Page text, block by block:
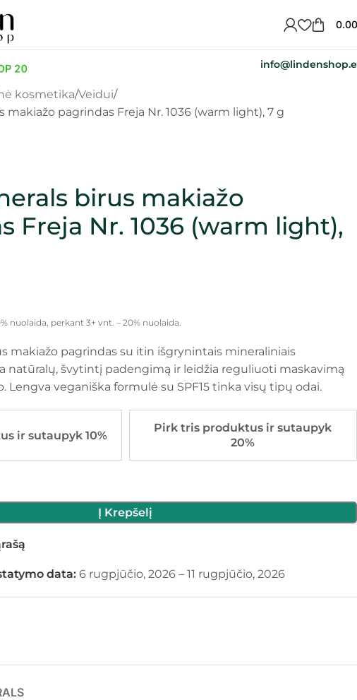
0.00
20
kosmetika Veidui
makiažo pagrindas Freja Nr. 1036 (warm light), 7 g
birus makiažo
Freja Nr. 1036 (warm light),
nuolaida, perkant 3+ vnt. – 20% nuolaida.
makiažo pagrindas su itin išgrynintais mineraliniais
natūralų, švytintį padengimą ir leidžia reguliuoti maskavimą
Lengva veganiška formulė su SPF15 tinka visų tipų odai.
ir sutaupyk 10%
Pirk tris produktus ir sutaupyk
20%
Į Krepšelį
data: 6 rugpjūčio, 2026 – 11 rugpjūčio, 2026